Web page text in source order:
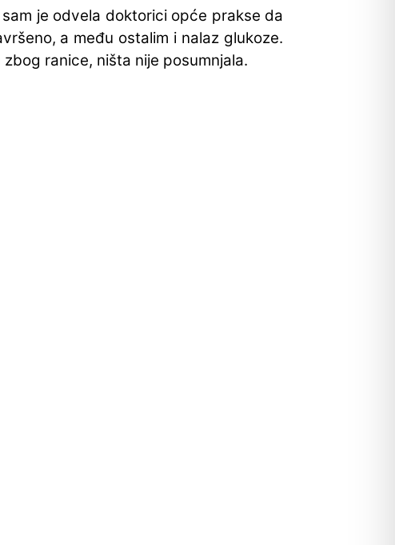
je odvela doktorici opće prakse da
a među ostalim i nalaz glukoze.
ranice, ništa nije posumnjala.